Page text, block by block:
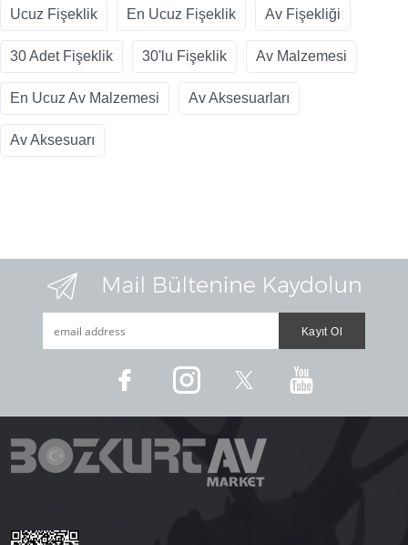
Ucuz Fişeklik En Ucuz Fişeklik Av Fişekliği
30 Adet Fişeklik 30'lu Fişeklik Av Malzemesi
En Ucuz Av Malzemesi Av Aksesuarları
Av Aksesuarı